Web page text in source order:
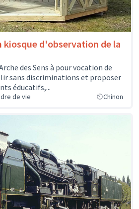
kiosque d'observation de la
des Sens à pour vocation de
sans discriminations et proposer
éducatifs,...
de vie Chinon